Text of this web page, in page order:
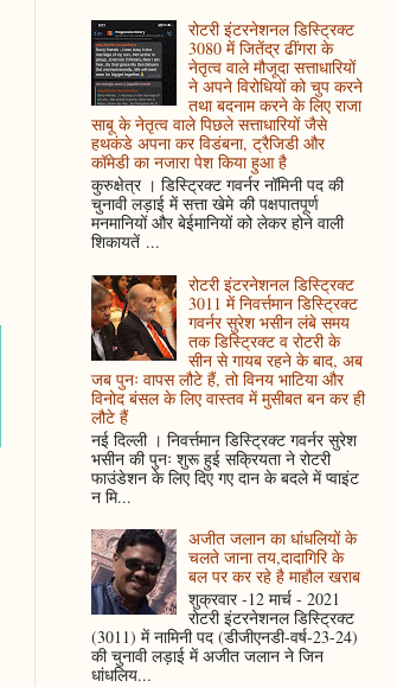
रोटरी इंटरनेशनल डिस्ट्रिक्ट
3080 में जितेंद्र ढींगरा के
नेतृत्व वाले मौजूदा सत्ताधारियों
ने अपने विरोधियों को चुप करने
तथा बदनाम करने के लिए राजा
साबू के नेतृत्व वाले पिछले सत्ताधारियों जैसे
हथकंडे अपना कर विडंबना, ट्रैजिडी और
कॉमेडी का नजारा पेश किया हुआ है
कुरुक्षेत्र । डिस्ट्रिक्ट गवर्नर नॉमिनी पद की
चुनावी लड़ाई में सत्ता खेमे की पक्षपातपूर्ण
मनमानियों और बेईमानियों को लेकर होने वाली
शिकायतें ...
रोटरी इंटरनेशनल डिस्ट्रिक्ट
3011 में निवर्त्तमान डिस्ट्रिक्ट
गवर्नर सुरेश भसीन लंबे समय
तक डिस्ट्रिक्ट व रोटरी के
सीन से गायब रहने के बाद, अब
जब पुनः वापस लौटे हैं, तो विनय भाटिया और
विनोद बंसल के लिए वास्तव में मुसीबत बन कर ही
लौटे हैं
नई दिल्ली । निवर्त्तमान डिस्ट्रिक्ट गवर्नर सुरेश
भसीन की पुनः शुरू हुई सक्रियता ने रोटरी
फाउंडेशन के लिए दिए गए दान के बदले में प्वाइंट
न मि...
अजीत जलान का धांधलियों के
चलते जाना तय,दादागिरि के
बल पर कर रहे है माहौल खराब
शुक्रवार -12 मार्च - 2021
रोटरी इंटरनेशनल डिस्ट्रिक्ट
(3011) में नामिनी पद (डीजीएनडी-वर्ष-23-24)
की चुनावी लड़ाई में अजीत जलान ने जिन
धांधलिय...